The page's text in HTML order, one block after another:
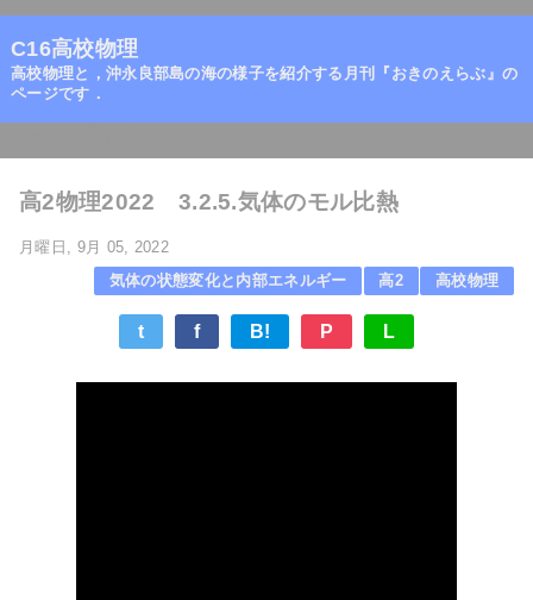
C16高校物理
高校物理と，沖永良部島の海の様子を紹介する月刊『おきのえらぶ』の
ページです．
高2物理2022 3.2.5.気体のモル比熱
月曜日, 9月 05, 2022
気体の状態変化と内部エネルギー
高2 高校物理
t f B! P L